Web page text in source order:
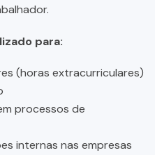
para:
(horas extracurriculares)
processos de
internas nas empresas